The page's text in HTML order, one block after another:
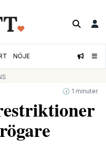
NÖJE
🕝 1 minuter